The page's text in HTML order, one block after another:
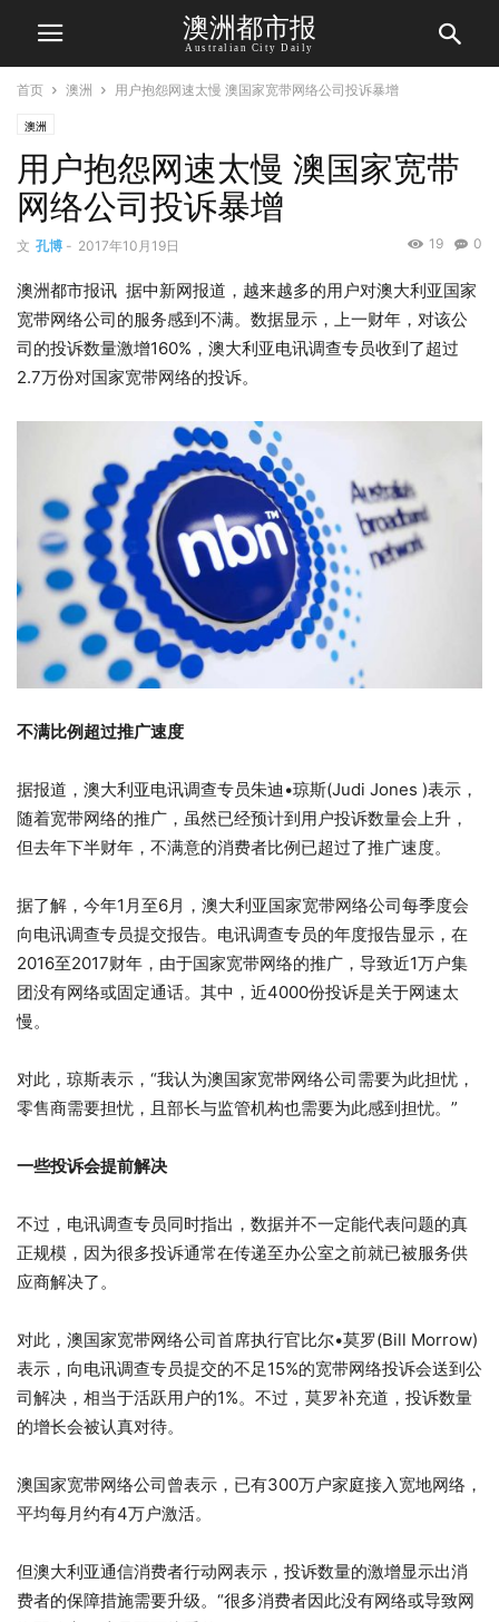
澳洲都市报
Australian City Daily
首页 澳洲 用户抱怨网速太慢 澳国家宽带网络公司投诉暴增
澳洲
用户抱怨网速太慢 澳国家宽带
网络公司投诉暴增
文 孔博 - 2017年10月19日 0
19
澳洲都市报讯 据中新网报道，越来越多的用户对澳大利亚国家
宽带网络公司的服务感到不满。数据显示，上一财年，对该公
司的投诉数量激增160%，澳大利亚电讯调查专员收到了超过
2.7万份对国家宽带网络的投诉。
不满比例超过推广速度
据报道，澳大利亚电讯调查专员朱迪•琼斯(Judi Jones )表示，
随着宽带网络的推广，虽然已经预计到用户投诉数量会上升，
但去年下半财年，不满意的消费者比例已超过了推广速度。
据了解，今年1月至6月，澳大利亚国家宽带网络公司每季度会
向电讯调查专员提交报告。电讯调查专员的年度报告显示，在
2016至2017财年，由于国家宽带网络的推广，导致近1万户集
团没有网络或固定通话。其中，近4000份投诉是关于网速太
慢。
对此，琼斯表示，“我认为澳国家宽带网络公司需要为此担忧，
零售商需要担忧，且部长与监管机构也需要为此感到担忧。”
一些投诉会提前解决
不过，电讯调查专员同时指出，数据并不一定能代表问题的真
正规模，因为很多投诉通常在传递至办公室之前就已被服务供
应商解决了。
对此，澳国家宽带网络公司首席执行官比尔•莫罗(Bill Morrow)
表示，向电讯调查专员提交的不足15%的宽带网络投诉会送到公
司解决，相当于活跃用户的1%。不过，莫罗补充道，投诉数量
的增长会被认真对待。
澳国家宽带网络公司曾表示，已有300万户家庭接入宽地网络，
平均每月约有4万户激活。
但澳大利亚通信消费者行动网表示，投诉数量的激增显示出消
费者的保障措施需要升级。“很多消费者因此没有网络或导致网